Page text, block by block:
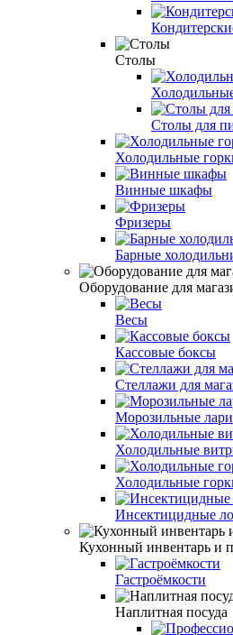
Столы
Столы для
Холодильные
Винные шкафы
Фризеры
Барные
Оборудование для
Весы
Кассовые боксы
Стеллажи для
Морозильные лари
Холодильные
Холодильные
Инсектицидные
Кухонный инвентарь и
Гастроёмкости
Наплитная посуда